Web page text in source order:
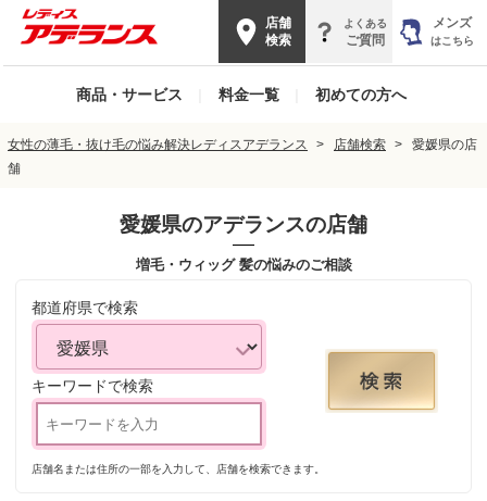
店舗
検索
よくある
ご質問
メンズ
はこちら
商品・サービス 料金一覧 初めての方へ
女性の薄毛・抜け毛の悩み解決レディスアデランス 店舗検索
愛媛県の店
舗
愛媛県のアデランスの店舗
増毛・ウィッグ 髪の悩みのご相談
都道府県で検索
キーワードで検索
店舗名または住所の一部を入力して、店舗を検索できます。